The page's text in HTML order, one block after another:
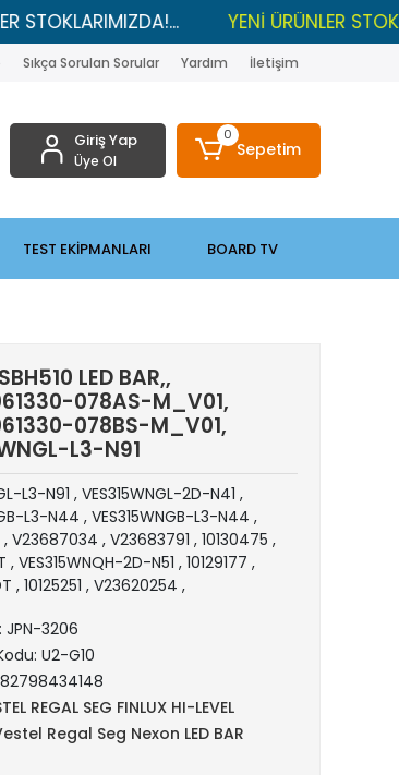
YENİ ÜRÜNLER STOKLARDA ,
Sıkça Sorulan Sorular Yardım İletişim
Giriş Yap
Üye Ol
0
Sepetim
TEST EKİPMANLARI BOARD TV
LED BAR,,
078AS-M_V01,
078BS-M_V01,
L3-N91
L3-N91 , VES315WNGL-2D-N41 ,
L3-N44 , VES315WNGB-L3-N44 ,
V23687034 , V23683791 , 10130475 ,
, VES315WNQH-2D-N51 , 10129177 ,
, 10125251 , V23620254 ,
JPN-3206
U2-G10
REGAL SEG FINLUX HI-LEVEL
Regal Seg Nexon LED BAR